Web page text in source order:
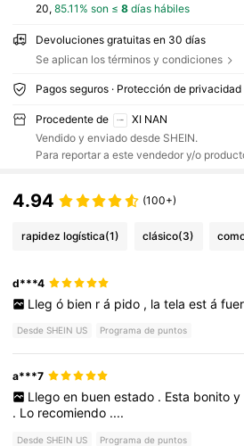
20, 85.11% son ≤ 8días hábiles
Devoluciones gratuitas en 30 días
Se aplican los términos y condiciones
Pagos seguros · Protección de privacidad
Procedente de
XI NAN
Vendido y enviado desde SHEIN.
Para reportar a este vendedor y/o
4.94 (100+)
rapidez logística(1) clásico(3)
d***4
Lleg ó bien r á pido , la tela est á
Desde SHEIN US Programa de puntos
a***7
Llego en buen estado . Esta bonito y
. Lo recomiendo ....
Desde SHEIN US Programa de puntos